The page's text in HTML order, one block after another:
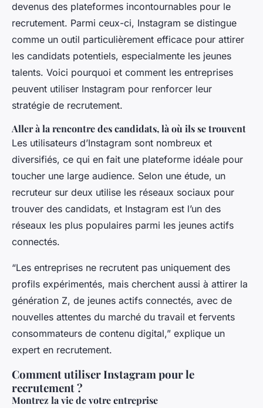
devenus des plateformes incontournables pour le
recrutement. Parmi ceux-ci, Instagram se distingue
comme un outil particulièrement efficace pour attirer
les candidats potentiels, especialmente les jeunes
talents. Voici pourquoi et comment les entreprises
peuvent utiliser Instagram pour renforcer leur
stratégie de recrutement.
Aller à la rencontre des candidats, là où ils se trouvent
Les utilisateurs d’Instagram sont nombreux et
diversifiés, ce qui en fait une plateforme idéale pour
toucher une large audience. Selon une étude, un
recruteur sur deux utilise les réseaux sociaux pour
trouver des candidats, et Instagram est l’un des
réseaux les plus populaires parmi les jeunes actifs
connectés.
“Les entreprises ne recrutent pas uniquement des
profils expérimentés, mais cherchent aussi à attirer la
génération Z, de jeunes actifs connectés, avec de
nouvelles attentes du marché du travail et fervents
consommateurs de contenu digital,” explique un
expert en recrutement.
Comment utiliser Instagram pour le
recrutement ?
Montrez la vie de votre entreprise